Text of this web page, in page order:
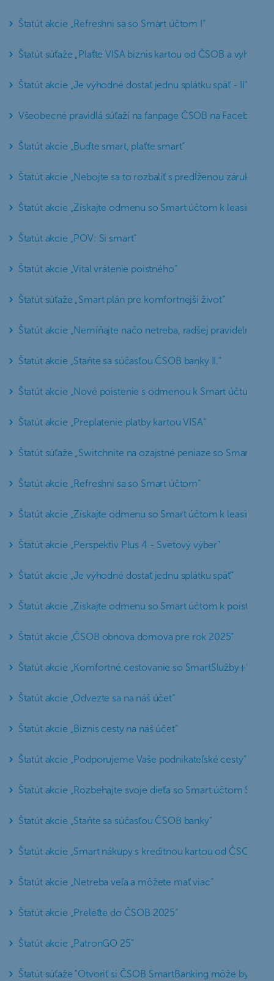
Štatút akcie „Refreshni sa so Smart účtom I“
Štatút súťaže „Plaťte VISA biznis kartou od ČSOB a
Štatút akcie „Je výhodné dostať jednu splátku späť - II“
Všeobecné pravidlá súťaží na fanpage ČSOB na Facebooku
Štatút akcie „Buďte smart, plaťte smart“
Štatút akcie „Nebojte sa to rozbaliť s predĺženou zárukou“
Štatút akcie „Získajte odmenu so Smart účtom k leasingu
Štatút akcie „POV: Si smart“
Štatút akcie „Vital vrátenie poistného“
Štatút súťaže „Smart plán pre komfortnejší život“
Štatút akcie „Nemíňajte načo netreba, radšej pravidelne
Štatút akcie „Staňte sa súčasťou ČSOB banky II.“
Štatút akcie „Nové poistenie s odmenou k Smart účtu“
Štatút akcie „Preplatenie platby kartou VISA“
Štatút súťaže „Switchnite na ozajstné peniaze so Smart
Štatút akcie „Refreshni sa so Smart účtom“
Štatút akcie „Získajte odmenu so Smart účtom k leasingu“
Štatút akcie „Perspektiv Plus 4 - Svetový výber"
Štatút akcie „Je výhodné dostať jednu splátku späť“
Štatút akcie „Získajte odmenu so Smart účtom k poisteniu
Štatút akcie „ČSOB obnova domova pre rok 2025“
Štatút akcie „Komfortné cestovanie so SmartSlužby+“
Štatút akcie „Odvezte sa na náš účet“
Štatút akcie „Biznis cesty na náš účet“
Štatút akcie „Podporujeme Vaše podnikateľské cesty“
Štatút akcie „Rozbehajte svoje dieťa so Smart účtom Start“
Štatút akcie „Staňte sa súčasťou ČSOB banky“
Štatút akcie „Smart nákupy s kreditnou kartou od ČSOB“
Štatút akcie „Netreba veľa a môžete mať viac“
Štatút akcie „Preleťte do ČSOB 2025“
Štatút akcie „PatronGO 25“
Štatút súťaže "Otvoriť si ČSOB SmartBanking môže byť